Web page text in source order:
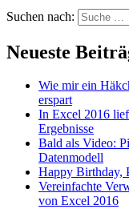
Suchen nach:
Neueste
Wie mir ein
erspart
In Excel 2016
Ergebnisse
Bald als Video:
Datenmodell
Happy Birthday,
Vereinfachte
von Excel 2016